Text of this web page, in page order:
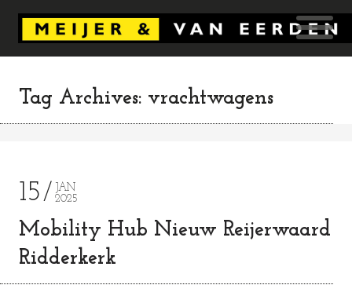
Tag Archives: vrachtwagens
15
JAN
2025
Mobility Hub Nieuw Reijerwaard
Ridderkerk